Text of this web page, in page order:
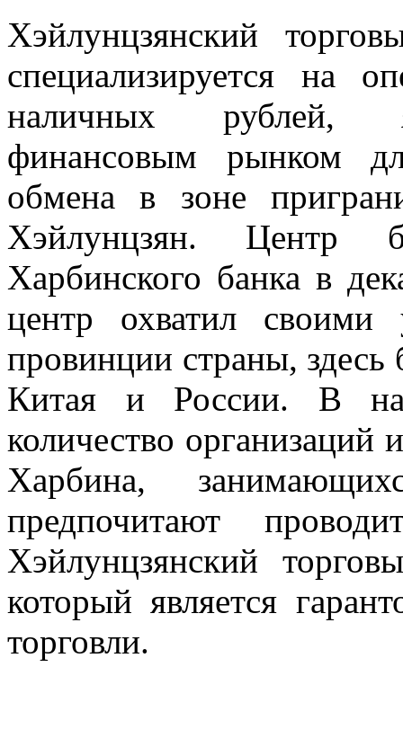
Хэйлунцзянский
специализируется на
наличных рублей,
финансовым рынком
обмена в зоне
Хэйлунцзян. Центр
Харбинского банка в
центр охватил
провинции страны,
Китая и России. В
количество организаций
Харбина,
предпочитают
Хэйлунцзянский
который является
торговли.